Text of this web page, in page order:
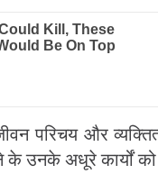
परिचय और
उनके अधूरे कार्यों को